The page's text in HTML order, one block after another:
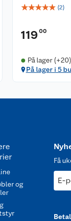
☆☆☆☆☆ (2)
119 00
På lager (+20)
På lager i 5
og
Få
E-